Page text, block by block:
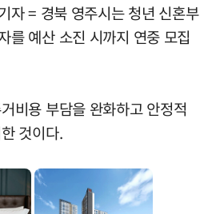
자 = 경북 영주시는 청년 신혼부
를 예산 소진 시까지 연중 모집
비용 부담을 완화하고 안정적
것이다.